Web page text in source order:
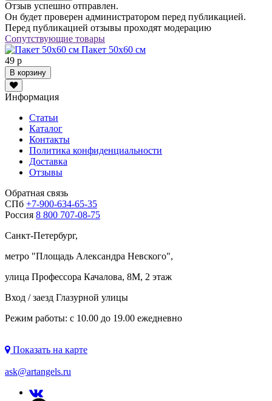
Отзыв успешно отправлен.
Он будет проверен администратором перед публикацией.
Перед публикацией отзывы проходят модерацию
Сопутствующие товары
Пакет 50х60 см
49 р
В корзину
Информация
Статьи
Каталог
Контакты
Политика конфиденциальности
Доставка
Отзывы
Обратная связь
СПб +7-900-634-65-35
Россия 8 800 707-08-75
Санкт-Петербург,
метро "Площадь Александра Невского",
улица Профессора Качалова, 8М, 2 этаж
Вход / заезд Глазурной улицы
Режим работы: с 10.00 до 19.00 ежедневно
Показать на карте
ask@artangels.ru